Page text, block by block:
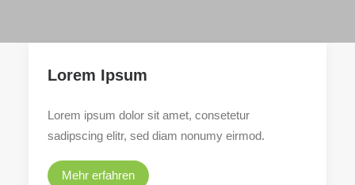
Kontakt &
Deutsch
Search
Lorem Ipsum
Lorem ipsum dolor sit amet, consetetur
sadipscing elitr, sed diam nonumy eirmod.
Mehr erfahren